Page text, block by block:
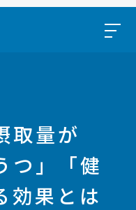
取量が
つ」「健
効果とは